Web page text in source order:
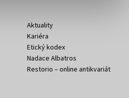
Aktuality
Kariéra
Etický kodex
Nadace Albatros
Restorio – online antikvariát